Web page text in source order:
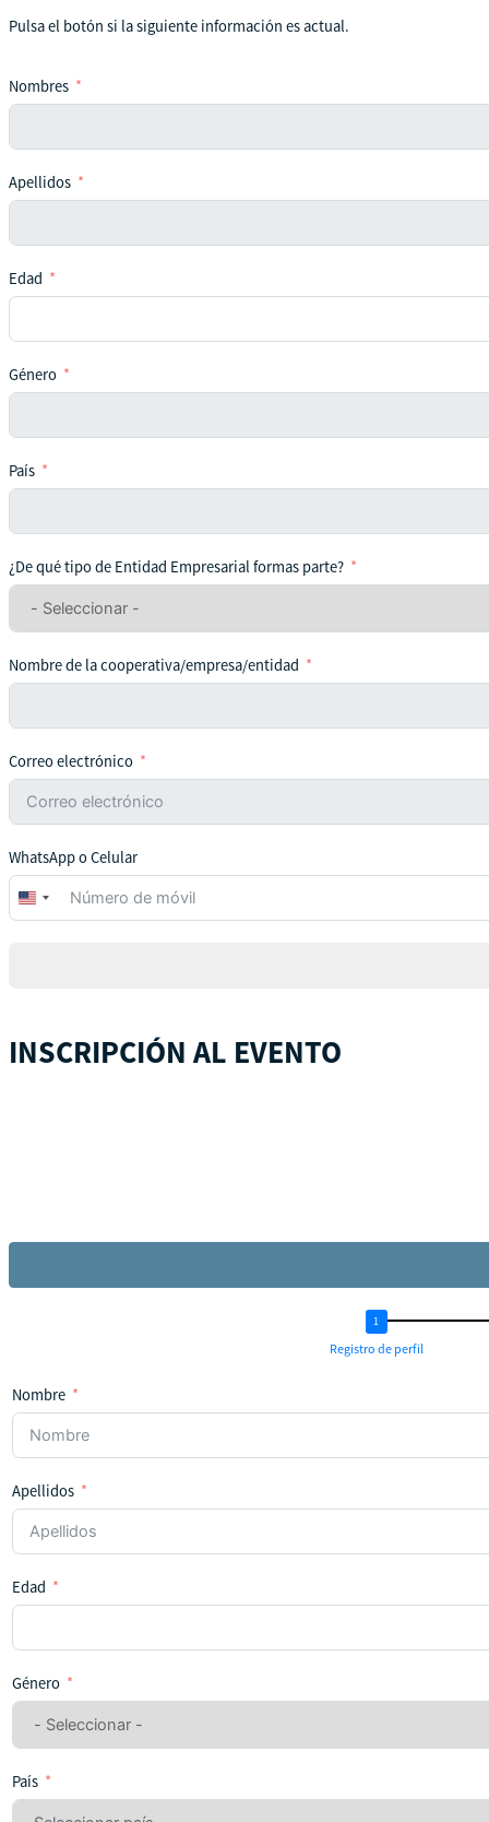
Pulsa el botón si la siguiente información es actual.
Nombres
Apellidos
Edad
Género
País
¿De qué tipo de Entidad Empresarial formas parte?
Nombre de la cooperativa/empresa/entidad
Correo electrónico
WhatsApp o Celular
United
States
INSCRIPCIÓN AL EVENTO
Registro de perfil
Nombre
Apellidos
Edad
Género
País